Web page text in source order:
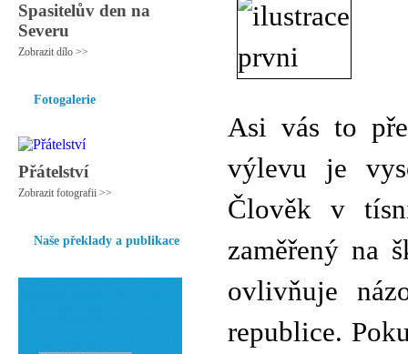
Spasitelův den na
Severu
Zobrazit dílo >>
Fotogalerie
Přátelství
Zobrazit fotografii >>
Naše překlady a publikace
Asi vás to
výlevu je
Člověk v
zaměřený na
ovlivňuje
republice.